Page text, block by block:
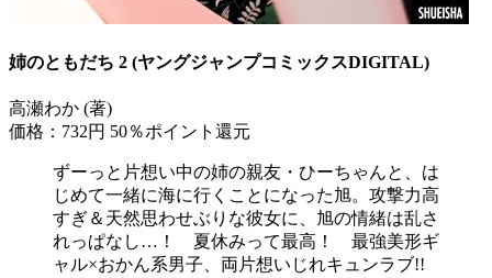
姉のともだち 2 (ヤングジャンプコミックスDIGITAL)
高瀬わか (著)
価格：732円 50％ポイント還元
ずーっと片想い中の姉の親友・ひーちゃんと、は
じめて一緒に海に行くことになった旭。攻撃力高
すぎ＆天然思わせぶりな彼女に、旭の情緒は乱さ
れっぱなし…！ 夏休みって最高！ 最強美形ギ
ャル×おかん系男子、両片想いじれキュンラブ!!